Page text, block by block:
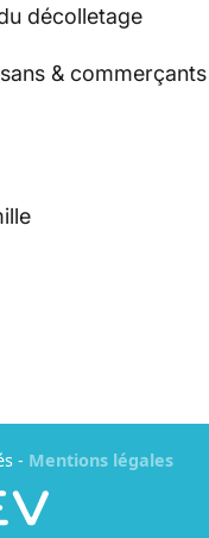
décolletage
& commerçants
- Mentions légales